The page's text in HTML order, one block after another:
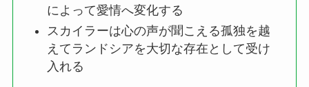
によって愛情へ変化する
スカイラーは心の声が聞こえる孤独を越
えてランドシアを大切な存在として受け
入れる